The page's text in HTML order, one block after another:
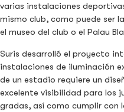
varias instalaciones
mismo club, como puede ser
el museo del club o el Palau
Suris desarrolló el proyecto
instalaciones de iluminación
de un estadio requiere un
excelente visibilidad para los
gradas, así como cumplir con